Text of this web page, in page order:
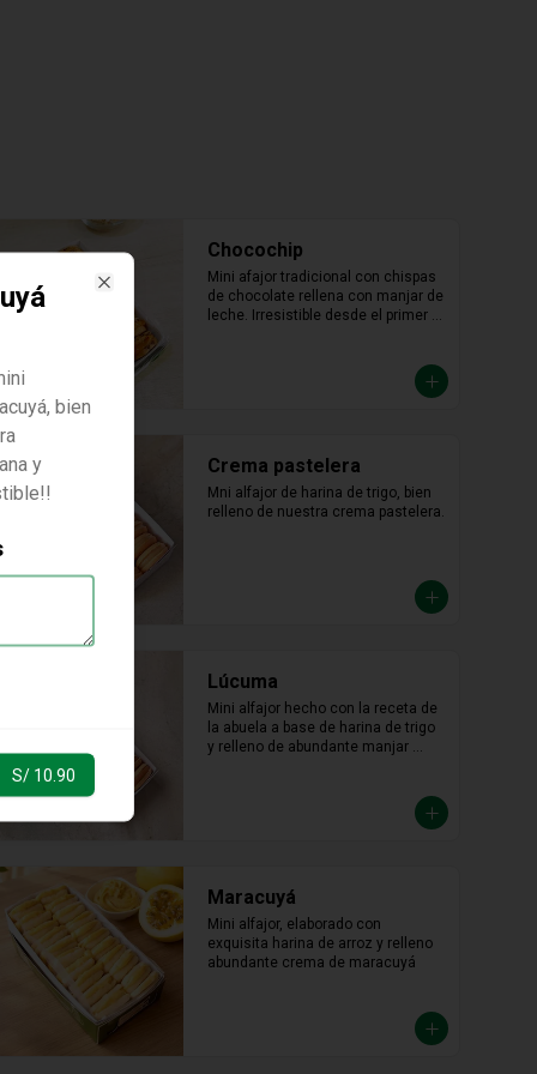
Chocochip
Mini afajor tradicional con chispas
de chocolate rellena con manjar de
leche. Irresistible desde el primer
Crema pastelera
Mni alfajor de harina de trigo, bien
relleno de nuestra crema pastelera.
Lúcuma
Mini alfajor hecho con la receta de
la abuela a base de harina de trigo
y relleno de abundante manjar
Maracuyá
Mini alfajor, elaborado con
exquisita harina de arroz y relleno
abundante crema de maracuyá
bien
y
S/ 10.90
Close